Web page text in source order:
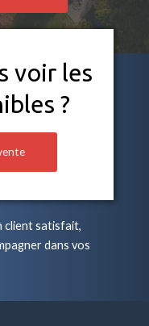
voir les
?
client satisfait,
dans vos